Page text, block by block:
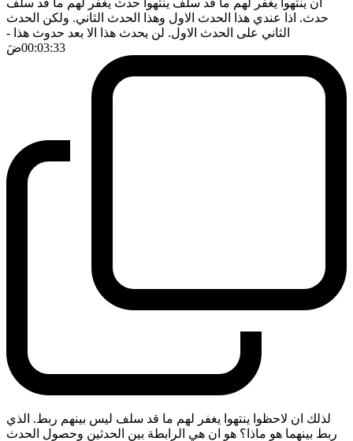
ان ينتهوا يغفر لهم ما قد سلف ينتهوا حدث يغفر لهم ما قد سلف
حدث. اذا عندي هذا الحدث الاول وهذا الحدث الثاني. ولكن الحدث
الثاني على الحدث الاول. لن يحدث هذا الا بعد حدوث هذا -
00:03:33ضَ
لذلك ان لاحظوا ينتهوا يغفر لهم ما قد سلف ليس بينهم ربط. الذي
ربط بينهما هو ماذا؟ هو ان هي الرابطة بين الحدثين وحصول الحدث